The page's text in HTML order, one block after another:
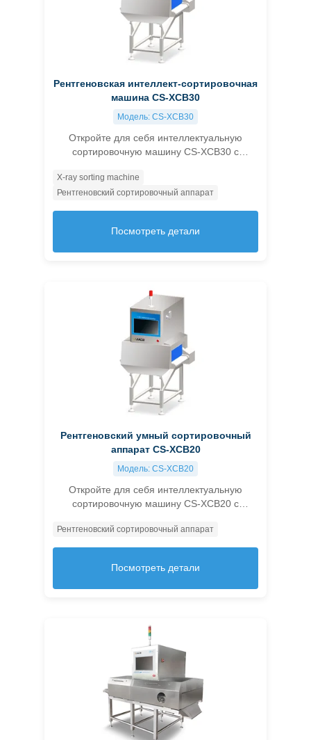
Минералы Цвет Сортировщик
Пластиковый цветной сортировщик
Рентгеновский сортировочный аппарат
Рентгеновская интеллект-сортировочная
машина CS-XCB30
Модель: CS-XCB30
Откройте для себя интеллектуальную
сортировочную машину CS-XCB30 с
многомерного обнаружения, повышения
качества продукции и снижения затрат.
X-ray sorting machine
Рентгеновский сортировочный аппарат
Посмотреть детали
Рентгеновский умный сортировочный
аппарат CS-XCB20
Модель: CS-XCB20
Откройте для себя интеллектуальную
сортировочную машину CS-XCB20 с
многоуровневой детекции для повышения
качества продукции и снижения затрат.
Рентгеновский сортировочный аппарат
Посмотреть детали